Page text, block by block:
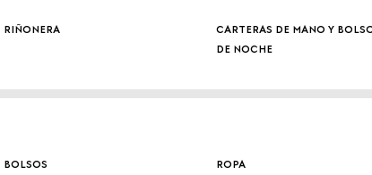
riñonera
carteras de mano y
de noche
bolsos ropa